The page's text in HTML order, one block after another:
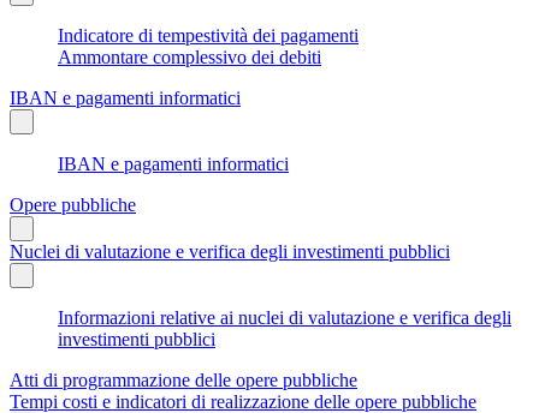
Indicatore di tempestività dei pagamenti
Ammontare complessivo dei debiti
IBAN e pagamenti informatici
IBAN e pagamenti informatici
Opere pubbliche
Nuclei di valutazione e verifica degli investimenti pubblici
Informazioni relative ai nuclei di valutazione e verifica degli
investimenti pubblici
Atti di programmazione delle opere pubbliche
Tempi costi e indicatori di realizzazione delle opere pubbliche